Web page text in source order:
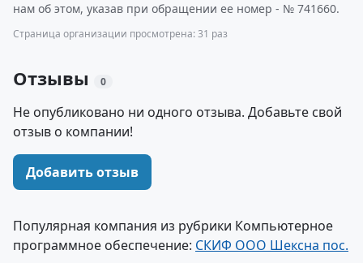
нам об этом, указав при обращении ее номер - № 741660.
Страница организации просмотрена: 31 раз
Отзывы 0
Не опубликовано ни одного отзыва. Добавьте свой
отзыв о компании!
Добавить отзыв
Популярная компания из рубрики Компьютерное
программное обеспечение: СКИФ ООО Шексна пос.